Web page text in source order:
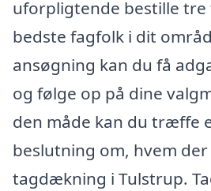
uforpligtende bestille
bedste fagfolk i dit
ansøgning kan du få
og følge op på dine
den måde kan du træffe
beslutning om, hvem
tagdækning i Tulstrup.